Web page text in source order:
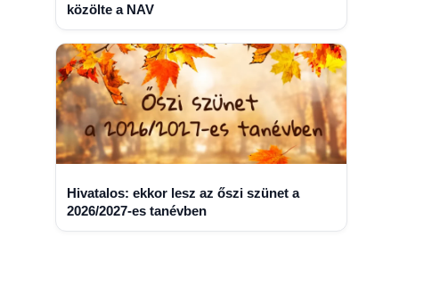
közölte a NAV
Hivatalos: ekkor lesz az őszi szünet a
2026/2027-es tanévben